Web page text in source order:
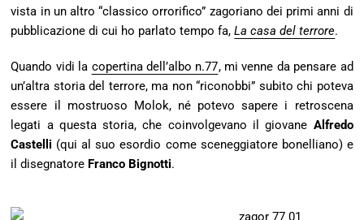
vista in un altro “classico orrorifico” zagoriano dei primi anni di
pubblicazione di cui ho parlato tempo fa,La casa del terrore.
Quando vidi la copertina dell’albo n.77, mi venne da pensare ad
un’altra storia del terrore, ma non “riconobbi” subito chi poteva
essere il mostruoso Molok, né potevo sapere i retroscena
legati a questa storia, che coinvolgevano il giovane Alfredo
Castelli (qui al suo esordio come sceneggiatore bonelliano) e
il disegnatore Franco Bignotti.